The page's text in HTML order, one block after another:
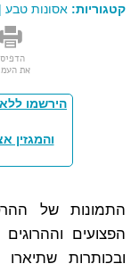
קטגוריות: אסונות טבע |
את
הירשמו
והמגזין
התמונות של
הפצועים
ובכותרות